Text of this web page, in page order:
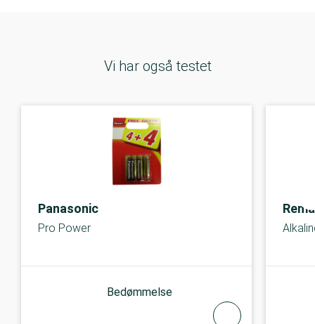
Vi har også testet
Panasonic
Pro Power
Bedømmelse